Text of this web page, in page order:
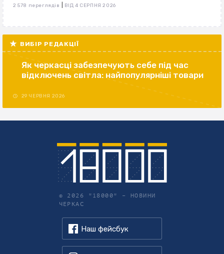
2 578 переглядів ВІД 4 СЕРПНЯ 2026
ВИБІР РЕДАКЦІЇ
Як черкасці забезпечують себе під час
відключень світла: найпопулярніші товари
29 ЧЕРВНЯ 2026
© 2026 "18000" – НОВИНИ
ЧЕРКАС
Наш фейсбук